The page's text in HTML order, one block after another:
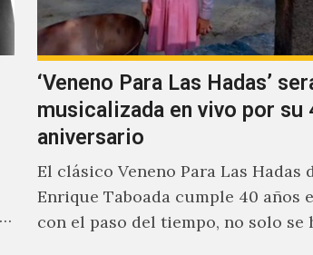
‘Veneno Para Las Hadas’
musicalizada en vivo por su
aniversario
El clásico Veneno Para Las Hadas
Enrique Taboada cumple 40 años
con el paso del tiempo, no solo se